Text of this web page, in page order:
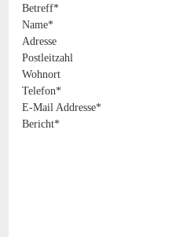
Betreff*
Name*
Adresse
Postleitzahl
Wohnort
Telefon*
E-Mail Addresse*
Bericht*